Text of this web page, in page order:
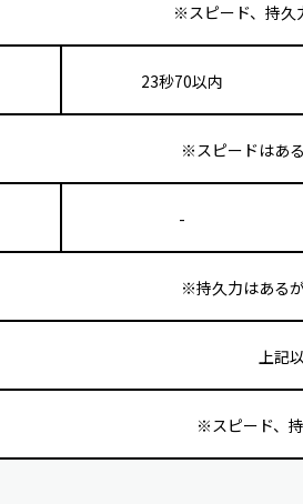
※スピード、持久
23秒70以内
※スピードはあ
-
※持久力はある
上記
※スピード、